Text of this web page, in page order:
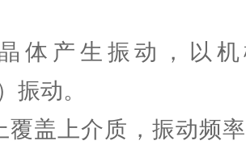
体产生振动，以
振动。
覆盖上介质，振动频